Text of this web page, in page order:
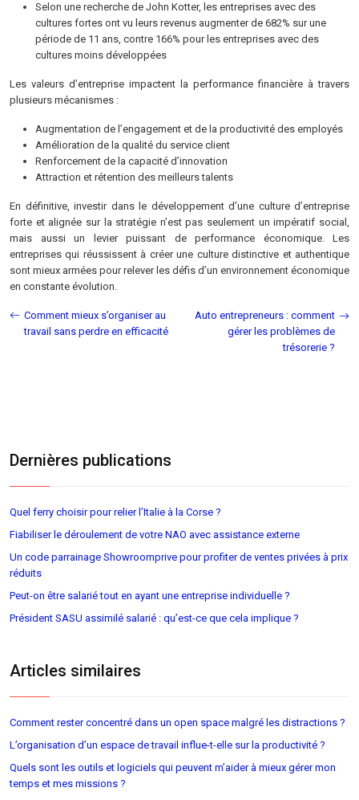
Selon une recherche de John Kotter, les entreprises avec des
cultures fortes ont vu leurs revenus augmenter de 682% sur une
période de 11 ans, contre 166% pour les entreprises avec des
cultures moins développées
Les valeurs d’entreprise impactent la performance financière à travers
plusieurs mécanismes :
Augmentation de l’engagement et de la productivité des employés
Amélioration de la qualité du service client
Renforcement de la capacité d’innovation
Attraction et rétention des meilleurs talents
En définitive, investir dans le développement d’une culture d’entreprise
forte et alignée sur la stratégie n’est pas seulement un impératif social,
mais aussi un levier puissant de performance économique. Les
entreprises qui réussissent à créer une culture distinctive et authentique
sont mieux armées pour relever les défis d’un environnement économique
en constante évolution.
Comment mieux s’organiser au
travail sans perdre en efficacité
Auto entrepreneurs : comment
gérer les problèmes de
trésorerie ?
Dernières publications
Quel ferry choisir pour relier l’Italie à la Corse ?
Fiabiliser le déroulement de votre NAO avec assistance externe
Un code parrainage Showroomprive pour profiter de ventes privées à prix
réduits
Peut-on être salarié tout en ayant une entreprise individuelle ?
Président SASU assimilé salarié : qu’est-ce que cela implique ?
Articles similaires
Comment rester concentré dans un open space malgré les distractions ?
L’organisation d’un espace de travail influe-t-elle sur la productivité ?
Quels sont les outils et logiciels qui peuvent m’aider à mieux gérer mon
temps et mes missions ?